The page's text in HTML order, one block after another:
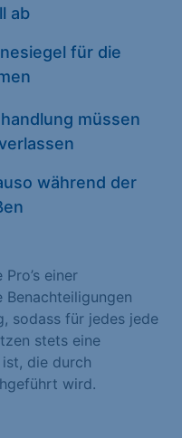
ab
für die
müssen
während der
einer
sodass für jedes jede
stets eine
die durch
wird.
Speichern
Funktionen und
anzeigen
anonym. Diese
wie unsere Besucher
erfassen Informationen
zu verstehen, wie
anzeigen